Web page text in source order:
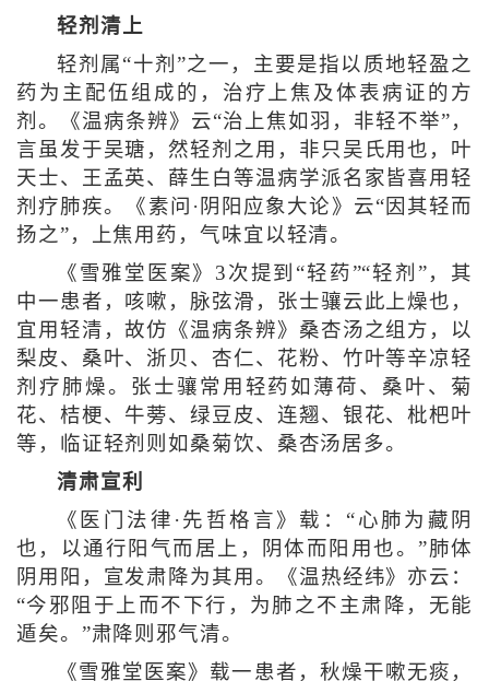
轻剂清上
轻剂属“十剂”之一，主要是指以质地轻盈之
药为主配伍组成的，治疗上焦及体表病证的方
剂。《温病条辨》云“治上焦如羽，非轻不举”，
言虽发于吴瑭，然轻剂之用，非只吴氏用也，叶
天士、王孟英、薛生白等温病学派名家皆喜用轻
剂疗肺疾。《素问·阴阳应象大论》云“因其轻而
扬之”，上焦用药，气味宜以轻清。
《雪雅堂医案》3次提到“轻药”“轻剂”，其
中一患者，咳嗽，脉弦滑，张士骧云此上燥也，
宜用轻清，故仿《温病条辨》桑杏汤之组方，以
梨皮、桑叶、浙贝、杏仁、花粉、竹叶等辛凉轻
剂疗肺燥。张士骧常用轻药如薄荷、桑叶、菊
花、桔梗、牛蒡、绿豆皮、连翘、银花、枇杷叶
等，临证轻剂则如桑菊饮、桑杏汤居多。
清肃宣利
《医门法律·先哲格言》载：“心肺为藏阴
也，以通行阳气而居上，阴体而阳用也。”肺体
阴用阳，宣发肃降为其用。《温热经纬》亦云：
“今邪阻于上而不下行，为肺之不主肃降，无能
遁矣。”肃降则邪气清。
《雪雅堂医案》载一患者，秋燥干嗽无痰，